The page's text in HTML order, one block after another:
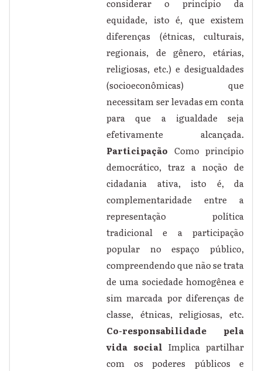
considerar o princípio da
equidade, isto é, que existem
diferenças (étnicas, culturais,
regionais, de gênero, etárias,
religiosas, etc.) e desigualdades
(socioeconômicas) que
necessitam ser levadas em conta
para que a igualdade seja
efetivamente alcançada.
Participação Como princípio
democrático, traz a noção de
cidadania ativa, isto é, da
complementaridade entre a
representação política
tradicional e a participação
popular no espaço público,
compreendendo que não se trata
de uma sociedade homogênea e
sim marcada por diferenças de
classe, étnicas, religiosas, etc.
Co-responsabilidade pela
vida social Implica partilhar
com os poderes públicos e